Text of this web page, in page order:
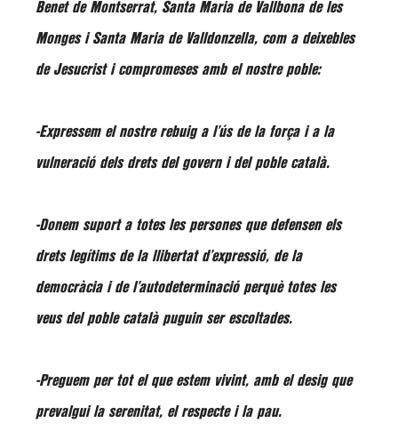
Benet de Montserrat, Santa Maria de Vallbona de les
Monges i Santa Maria de Valldonzella, com a deixebles
de Jesucrist i compromeses amb el nostre poble:
-Expressem el nostre rebuig a l’ús de la força i a la
vulneració dels drets del govern i del poble català.
-Donem suport a totes les persones que defensen els
drets legítims de la llibertat d’expressió, de la
democràcia i de l’autodeterminació perquè totes les
veus del poble català puguin ser escoltades.
-Preguem per tot el que estem vivint, amb el desig que
prevalgui la serenitat, el respecte i la pau.